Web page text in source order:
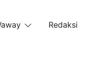
Redaksi